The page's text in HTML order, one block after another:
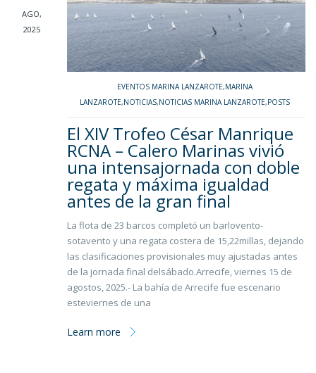
AGO,
2025
EVENTOS MARINA LANZAROTE,MARINA
LANZAROTE,NOTICIAS,NOTICIAS MARINA LANZAROTE,POSTS
El XIV Trofeo César Manrique
RCNA – Calero Marinas vivió
una intensajornada con doble
regata y máxima igualdad
antes de la gran final
La flota de 23 barcos completó un barlovento-
sotavento y una regata costera de 15,22millas, dejando
las clasificaciones provisionales muy ajustadas antes
de la jornada final delsábado.Arrecife, viernes 15 de
agostos, 2025.- La bahía de Arrecife fue escenario
esteviernes de una
Learn more